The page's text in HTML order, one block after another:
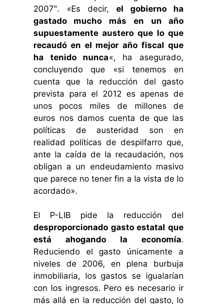
2007″. «Es decir,el gobierno ha
gastado mucho más en un año
supuestamente austero que lo que
recaudó en el mejor año fiscal que
ha tenido nunca«, ha asegurado,
concluyendo que «si tenemos en
cuenta que la reducción del gasto
prevista para el 2012 es apenas de
unos pocos miles de millones de
euros nos damos cuenta de que las
políticas de austeridad son en
realidad políticas de despilfarro que,
ante la caída de la recaudación, nos
obligan a un endeudamiento masivo
que parece no tener fin a la vista de lo
acordado».
El P-LIB pide la reducción del
desproporcionado gasto estatal que
está ahogando la economía.
Reduciendo el gasto únicamente a
niveles de 2006, en plena burbuja
inmobiliaria, los gastos se igualarían
con los ingresos. Pero es necesario ir
más allá en la reducción del gasto, lo